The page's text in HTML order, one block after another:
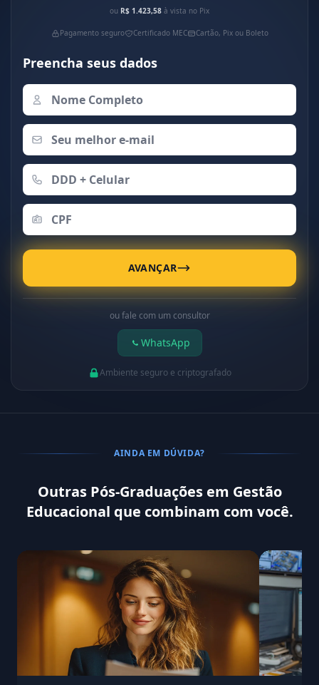
ou R$ 1.423,58 à vista no Pix
Pagamento seguro Certificado MEC Cartão, Pix ou Boleto
Preencha seus dados
AVANÇAR
ou fale com um consultor
WhatsApp
Ambiente seguro e criptografado
AINDA EM DÚVIDA?
Outras Pós-Graduações em Gestão
Educacional que combinam com você.